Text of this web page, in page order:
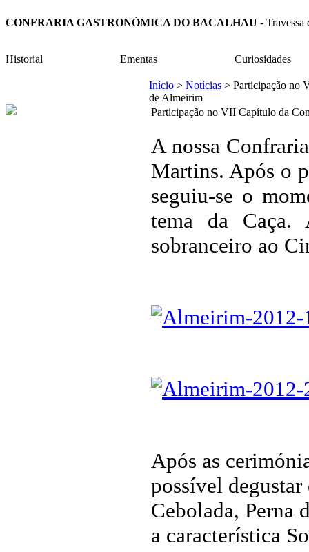
CONFRARIA GASTRONÓMICA DO BACALHAU -
Historial Ementas Curiosidades
Início > Notícias > Participação no
de Almeirim
Participação no VII Capítulo da
A nossa
Martins. Após o
seguiu-se o
tema da
sobranceiro ao
Após as
possível degustar
Cebolada, Perna
a característica